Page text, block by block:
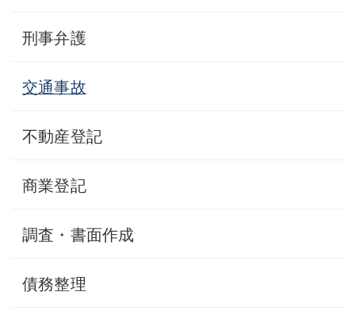
刑事弁護
交通事故
不動産登記
商業登記
調査・書面作成
債務整理